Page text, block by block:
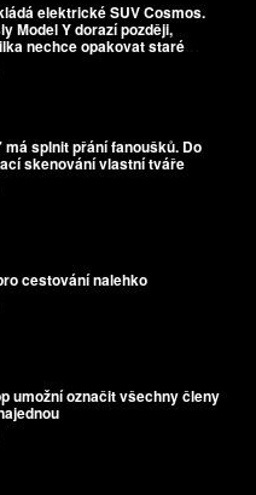
elektrické SUV Cosmos.
Model Y dorazí později,
nechce opakovat staré
má splnit přání fanoušků. Do
skenování vlastní tváře
cestování nalehko
umožní označit všechny členy